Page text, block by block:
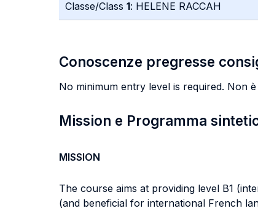
Classe/Class 1: HELENE RACCAH
Conoscenze pregresse
No minimum entry level is required. Non
Mission e Programma
MISSION
The course aims at providing level B1
(and beneficial for international French